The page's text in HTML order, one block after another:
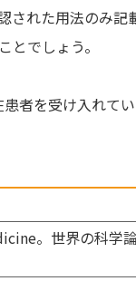
された用法のみ
でしょう。
患者を受け入れて
。世界の科学